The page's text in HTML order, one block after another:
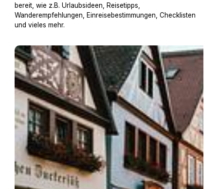
bereit, wie z.B. Urlaubsideen, Reisetipps,
Wanderempfehlungen, Einreisebestimmungen, Checklisten
und vieles mehr.
Einreisebestimmungen für Deutschland